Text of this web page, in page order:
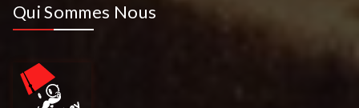
Qui Sommes Nous